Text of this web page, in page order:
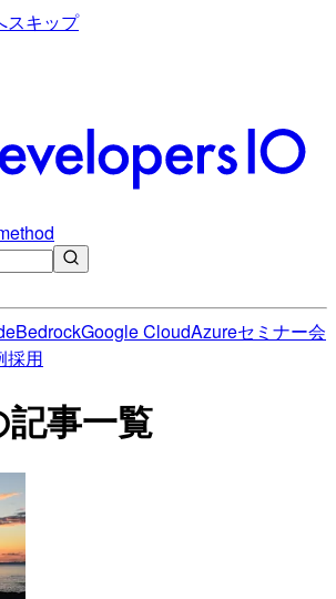
スキップ
BedrockGoogle CloudAzureセミナー会
採用
事一覧